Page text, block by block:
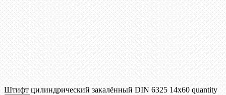
Штифт цилиндрический закалённый DIN 6325 14х60 quantity